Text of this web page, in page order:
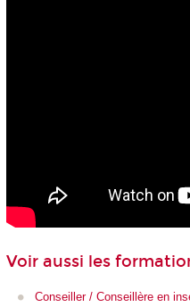
Voir aussi les
Conseiller / Conseillère en